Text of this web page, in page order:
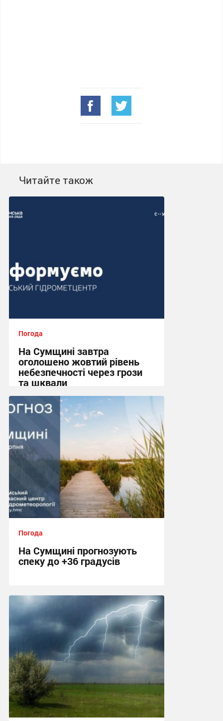
Читайте також
Погода
На Сумщині завтра
оголошено жовтий рівень
небезпечності через грози
та шквали
17:37 сьогодні
Погода
На Сумщині прогнозують
спеку до +36 градусів
14:09, 3.08.2026